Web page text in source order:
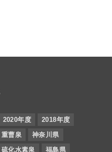
2020年度
2018年度
重曹泉
神奈川県
硫化水素泉 福島県